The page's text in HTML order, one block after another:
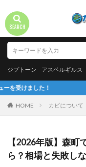
ジプトーン アスペルギルス
HOME カビについて
【2026年版】森町
ら？相場と失敗し